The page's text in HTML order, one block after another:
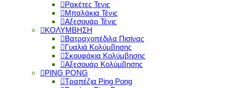
Ρακέτες Τενις
Μπαλάκια Τένις
Αξεσουάρ Τένις
ΚΟΛΥΜΒΗΣΗ
Βατραχοπέδιλα Πισίνας
Γυαλιά Κολύμβησης
Σκουφάκια Κολύμβησης
Αξεσουάρ Κολύμβησης
PING PONG
Τραπέζια Ping Pong